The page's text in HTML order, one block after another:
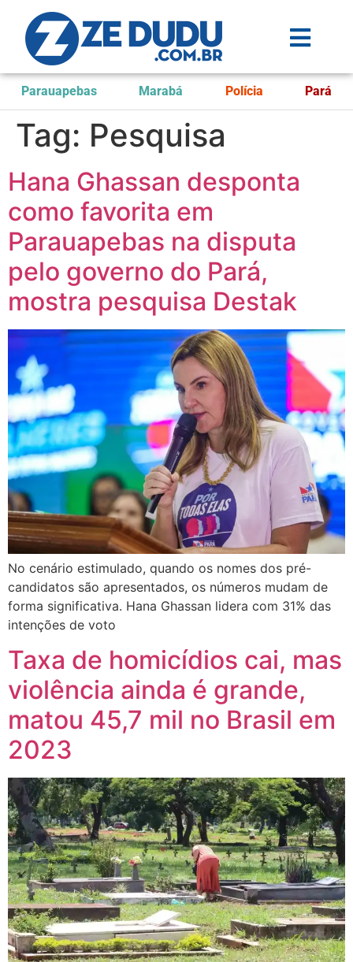
Parauapebas Marabá Polícia Pará
Tag: Pesquisa
Hana Ghassan desponta
como favorita em
Parauapebas na disputa
pelo governo do Pará,
mostra pesquisa Destak
No cenário estimulado, quando os nomes dos pré-
candidatos são apresentados, os números mudam de
forma significativa. Hana Ghassan lidera com 31% das
intenções de voto
Taxa de homicídios cai, mas
violência ainda é grande,
matou 45,7 mil no Brasil em
2023